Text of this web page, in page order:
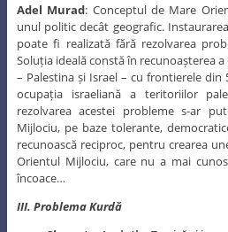
Adel Murad: Conceptul de Mare
unul politic decât geografic.
poate fi realizată fără rezolvarea
Soluția ideală constă în recunoașterea
– Palestina și Israel – cu frontierele din
ocupația israeliană a teritoriilor
rezolvarea acestei probleme s-ar
Mijlociu, pe baze tolerante,
recunoască reciproc, pentru crearea
Orientul Mijlociu, care nu a mai
încoace…
III. Problema Kurdă